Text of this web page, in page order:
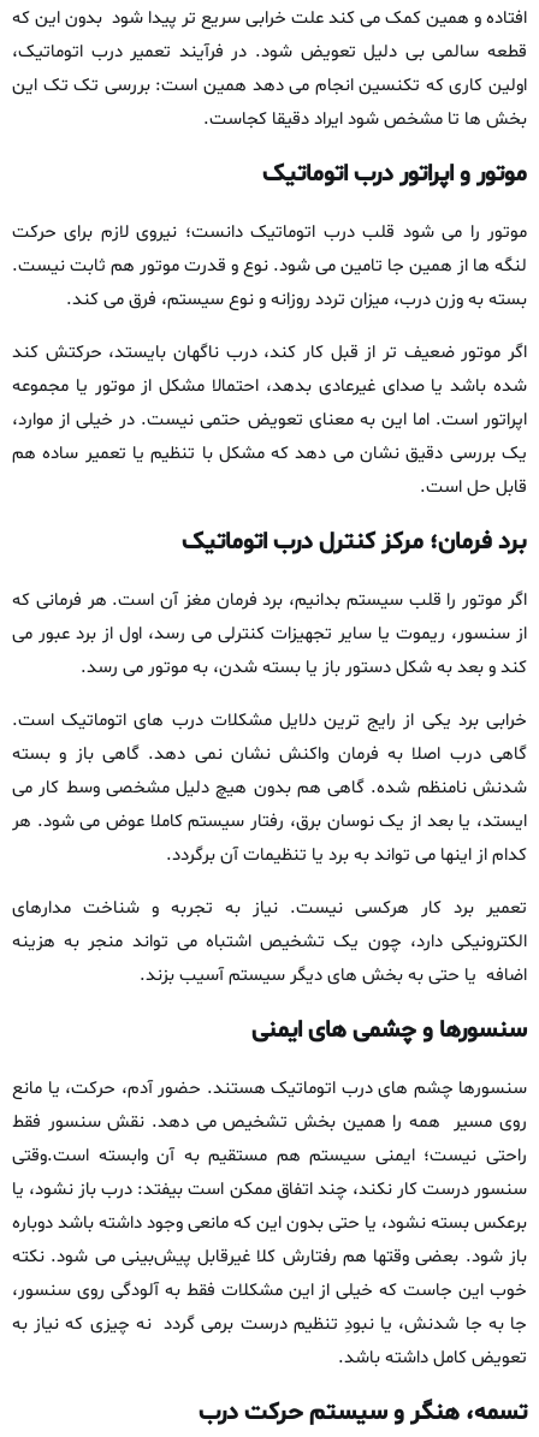
افتاده و همین کمک می‌ کند علت خرابی سریع‌ تر پیدا شود بدون این‌ که
قطعه‌ سالمی بی‌ دلیل تعویض شود. در فرآیند تعمیر درب اتوماتیک،
اولین کاری که تکنسین انجام می‌ دهد همین است: بررسی تک‌ تک این
بخش‌ ها تا مشخص شود ایراد دقیقا کجاست.
موتور و اپراتور درب اتوماتیک
موتور را می‌ شود قلب درب اتوماتیک دانست؛ نیروی لازم برای حرکت
لنگه‌ ها از همین‌ جا تامین می‌ شود. نوع و قدرت موتور هم ثابت نیست.
بسته به وزن درب، میزان تردد روزانه و نوع سیستم، فرق می‌ کند.
اگر موتور ضعیف‌ تر از قبل کار کند، درب ناگهان بایستد، حرکتش کند
شده باشد یا صدای غیرعادی بدهد، احتمالا مشکل از موتور یا مجموعه
اپراتور است. اما این به معنای تعویض حتمی نیست. در خیلی از موارد،
یک بررسی دقیق نشان می‌ دهد که مشکل با تنظیم یا تعمیر ساده هم
قابل حل است.
برد فرمان؛ مرکز کنترل درب اتوماتیک
اگر موتور را قلب سیستم بدانیم، برد فرمان مغز آن است. هر فرمانی که
از سنسور، ریموت یا سایر تجهیزات کنترلی می‌ رسد، اول از برد عبور می‌
کند و بعد به شکل دستور باز یا بسته شدن، به موتور می‌ رسد.
خرابی برد یکی از رایج‌ ترین دلایل مشکلات درب‌ های اتوماتیک است.
گاهی درب اصلا به فرمان واکنش نشان نمی‌ دهد. گاهی باز و بسته
شدنش نامنظم شده. گاهی هم بدون هیچ دلیل مشخصی وسط کار می‌
ایستد، یا بعد از یک نوسان برق، رفتار سیستم کاملا عوض می‌ شود. هر
کدام از اینها می‌ تواند به برد یا تنظیمات آن برگردد.
تعمیر برد کار هرکسی نیست. نیاز به تجربه و شناخت مدارهای
الکترونیکی دارد، چون یک تشخیص اشتباه می‌ تواند منجر به هزینه
اضافه یا حتی به بخش‌ های دیگر سیستم آسیب بزند.
سنسورها و چشمی‌ های ایمنی
سنسورها چشم‌ های درب اتوماتیک هستند. حضور آدم، حرکت، یا مانع
روی مسیر همه را همین بخش تشخیص می‌ دهد. نقش سنسور فقط
راحتی نیست؛ ایمنی سیستم هم مستقیم به آن وابسته است.وقتی
سنسور درست کار نکند، چند اتفاق ممکن است بیفتد: درب باز نشود، یا
برعکس بسته نشود، یا حتی بدون این‌ که مانعی وجود داشته باشد دوباره
باز شود. بعضی وقتها هم رفتارش کلا غیرقابل‌ پیش‌بینی می‌ شود. نکته‌
خوب این‌ جاست که خیلی از این مشکلات فقط به آلودگی روی سنسور،
جا به‌ جا شدنش، یا نبودِ تنظیم درست برمی‌ گردد نه چیزی که نیاز به
تعویض کامل داشته باشد.
تسمه، هنگر و سیستم حرکت درب